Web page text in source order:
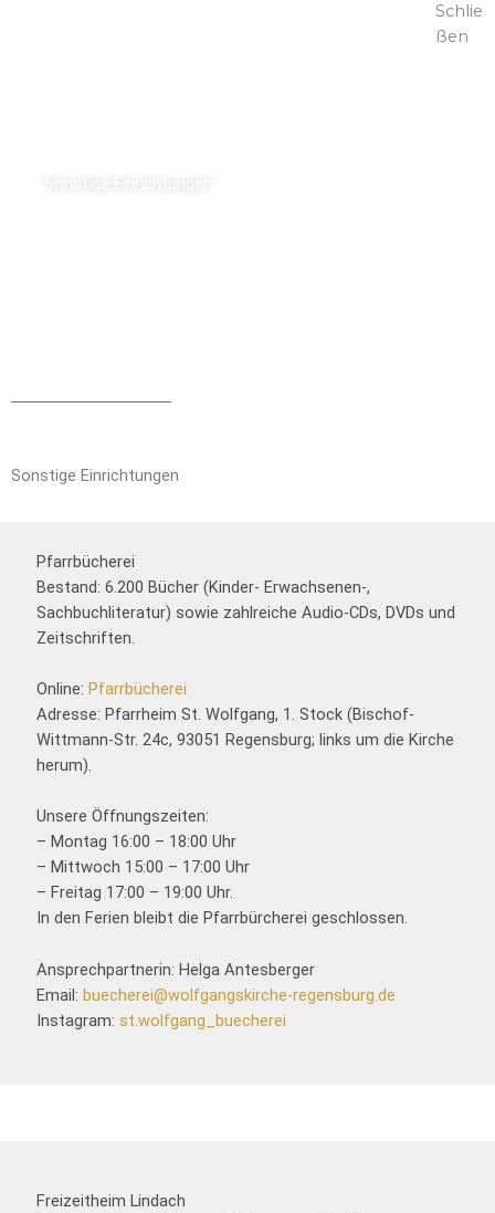
Schlie
ßen
Sonstige Einrichtungen
Pfarrbücherei
Bestand: 6.200 Bücher (Kinder- Erwachsenen-,
Sachbuchliteratur) sowie zahlreiche Audio-CDs, DVDs und
Zeitschriften.
Online: Pfarrbücherei
Adresse: Pfarrheim St. Wolfgang, 1. Stock (Bischof-
Wittmann-Str. 24c, 93051 Regensburg; links um die Kirche
herum).
Unsere Öffnungszeiten:
– Montag 16:00 – 18:00 Uhr
– Mittwoch 15:00 – 17:00 Uhr
– Freitag 17:00 – 19:00 Uhr.
In den Ferien bleibt die Pfarrbürcherei geschlossen.
Ansprechpartnerin: Helga Antesberger
Email: buecherei@wolfgangskirche-regensburg.de
Instagram: st.wolfgang_buecherei
Freizeitheim Lindach